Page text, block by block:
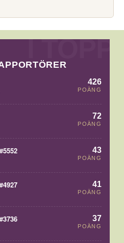
426
POÄNG
72
POÄNG
43
POÄNG
41
POÄNG
37
POÄNG